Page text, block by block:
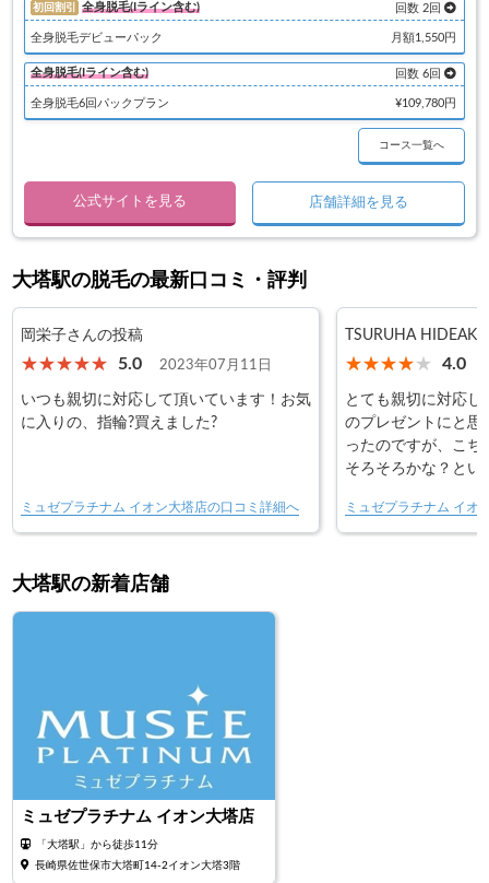
初回割引 全身脱毛(Iライン含む) 回数 2回
全身脱毛デビューパック 月額1,550円
全身脱毛(Iライン含む) 回数 6回
全身脱毛6回パックプラン ¥109,780円
コース一覧へ
公式サイトを見る 店舗詳細を見る
大塔駅の脱毛の最新口コミ・評判
岡栄子さんの投稿
5.0 2023年07月11日
いつも親切に対応して頂いています！お気
に入りの、指輪?買えました?
ミュゼプラチナム イオン大塔店の口コミ詳細へ
TSURUHA
4.0
とても親切に対応
のプレゼントにと思
ったのですが、こ
そろそろかな？とい
スを何本かトレーに
本1本それぞれの特
ミュゼプラチナム イオ
大塔駅の新着店舗
ミュゼプラチナム イオン大塔店
「大塔駅」から徒歩11分
長崎県佐世保市大塔町14-2イオン大塔3階